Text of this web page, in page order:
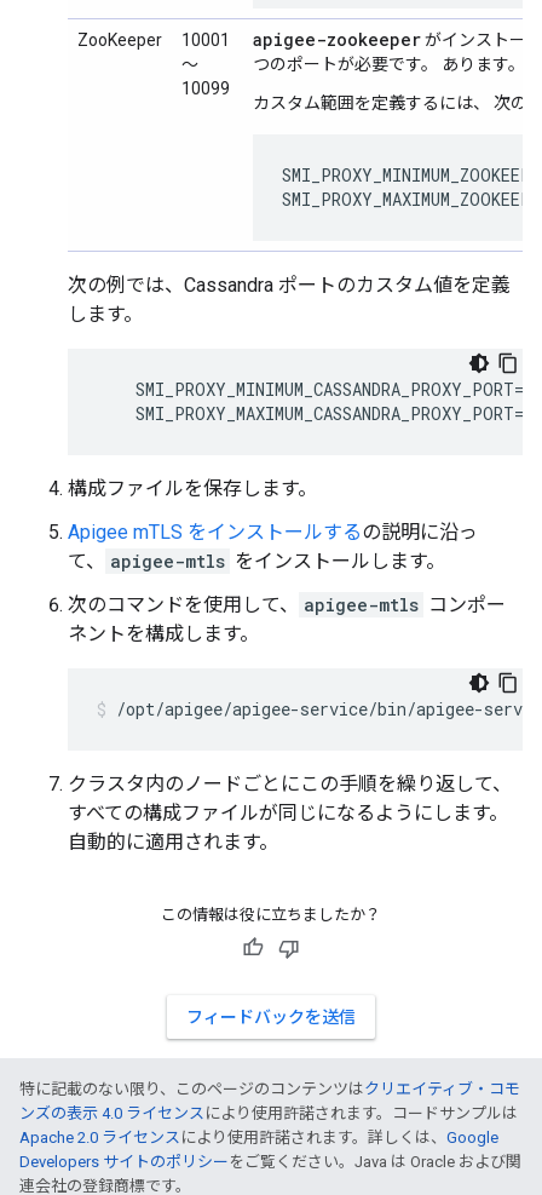
ZooKeeper
10001
～
10099
apigee-zookeeperがインストー
つのポートが必要です。 あります。
カスタム範囲を定義するには、 次の
次の例では、Cassandra ポートのカスタム値を定義
します。
構成ファイルを保存します。
Apigee mTLS をインストールするの説明に沿っ
て、
apigee-mtls をインストールします。
次のコマンドを使用して、
apigee-mtls コンポー
ネントを構成します。
/opt/apigee/apigee-service/bin/apigee-
クラスタ内のノードごとにこの手順を繰り返して、
すべての構成ファイルが同じになるようにします。
自動的に適用されます。
この情報は役に立ちましたか？
フィードバックを送信
特に記載のない限り、このページのコンテンツはクリエイティブ・コモ
ンズの表示 4.0 ライセンス により使用許諾されます。コードサンプルは
Apache 2.0 ライセンス により使用許諾されます。詳しくは、 Google
Developers サイトのポリシー をご覧ください。Java は Oracle および関
連会社の登録商標です。